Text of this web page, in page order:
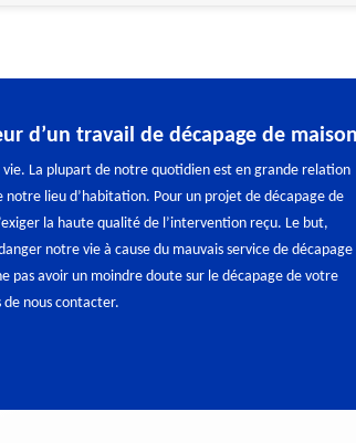
d’un travail de décapage de maison
vie. La plupart de notre quotidien est en grande relation
lieu d’habitation. Pour un projet de décapage de
la haute qualité de l’intervention reçu. Le but,
notre vie à cause du mauvais service de décapage
pas avoir un moindre doute sur le décapage de votre
de nous contacter.